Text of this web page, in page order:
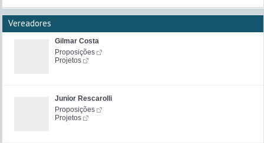
Vereadores
Gilmar Costa
Proposições
Projetos
Junior Rescarolli
Proposições
Projetos